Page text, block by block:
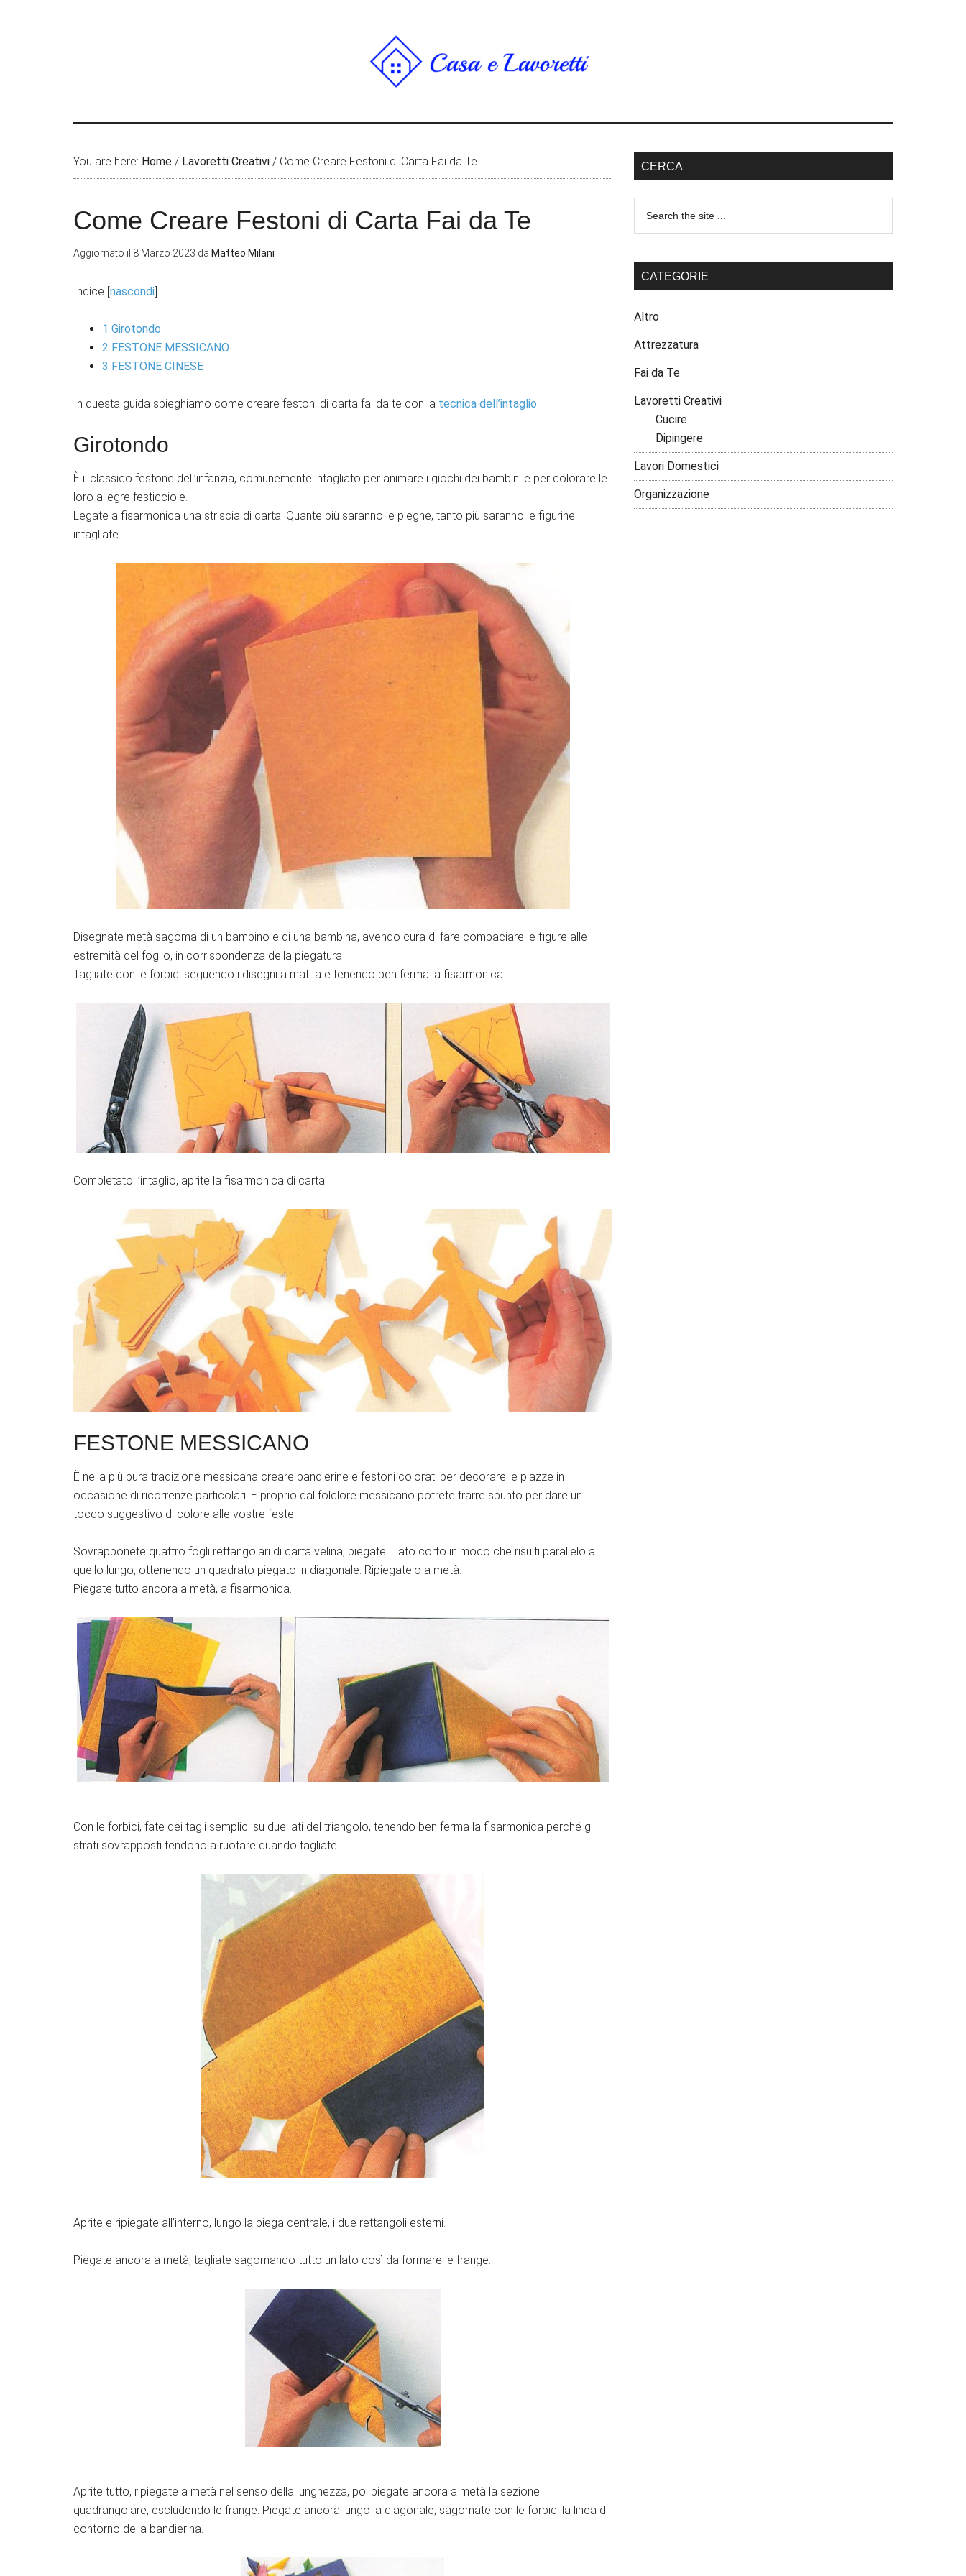
You are here: Home / Lavoretti Creativi / Come Creare Festoni di Carta Fai da Te
Come Creare Festoni di Carta Fai da Te
Aggiornato il 8 Marzo 2023 da Matteo Milani
Indice [nascondi]
1 Girotondo
2 FESTONE MESSICANO
3 FESTONE CINESE
In questa guida spieghiamo come creare festoni di carta fai da te con la tecnica dell’intaglio.
Girotondo
È il classico festone dell’infanzia, comunemente intagliato per animare i giochi dei bambini e per colorare le
loro allegre festicciole.
Legate a fisarmonica una striscia di carta. Quante più saranno le pieghe, tanto più saranno le figurine
intagliate.
Disegnate metà sagoma di un bambino e di una bambina, avendo cura di fare combaciare le figure alle
estremità del foglio, in corrispondenza della piegatura
Tagliate con le forbici seguendo i disegni a matita e tenendo ben ferma la fisarmonica
Completato l’intaglio, aprite la fisarmonica di carta
FESTONE MESSICANO
È nella più pura tradizione messicana creare bandierine e festoni colorati per decorare le piazze in
occasione di ricorrenze particolari. E proprio dal folclore messicano potrete trarre spunto per dare un
tocco suggestivo di colore alle vostre feste.
Sovrapponete quattro fogli rettangolari di carta velina, piegate il lato corto in modo che risulti parallelo a
quello lungo, ottenendo un quadrato piegato in diagonale. Ripiegatelo a metà.
Piegate tutto ancora a metà, a fisarmonica.
Con le forbici, fate dei tagli semplici su due lati del triangolo, tenendo ben ferma la fisarmonica perché gli
strati sovrapposti tendono a ruotare quando tagliate.
Aprite e ripiegate all’interno, lungo la piega centrale, i due rettangoli esterni.
Piegate ancora a metà; tagliate sagomando tutto un lato così da formare le frange.
Aprite tutto, ripiegate a metà nel senso della lunghezza, poi piegate ancora a metà la sezione
quadrangolare, escludendo le frange. Piegate ancora lungo la diagonale; sagomate con le forbici la linea di
contorno della bandierina.
CERCA
CATEGORIE
Altro
Attrezzatura
Fai da Te
Lavoretti Creativi
Cucire
Dipingere
Lavori Domestici
Organizzazione